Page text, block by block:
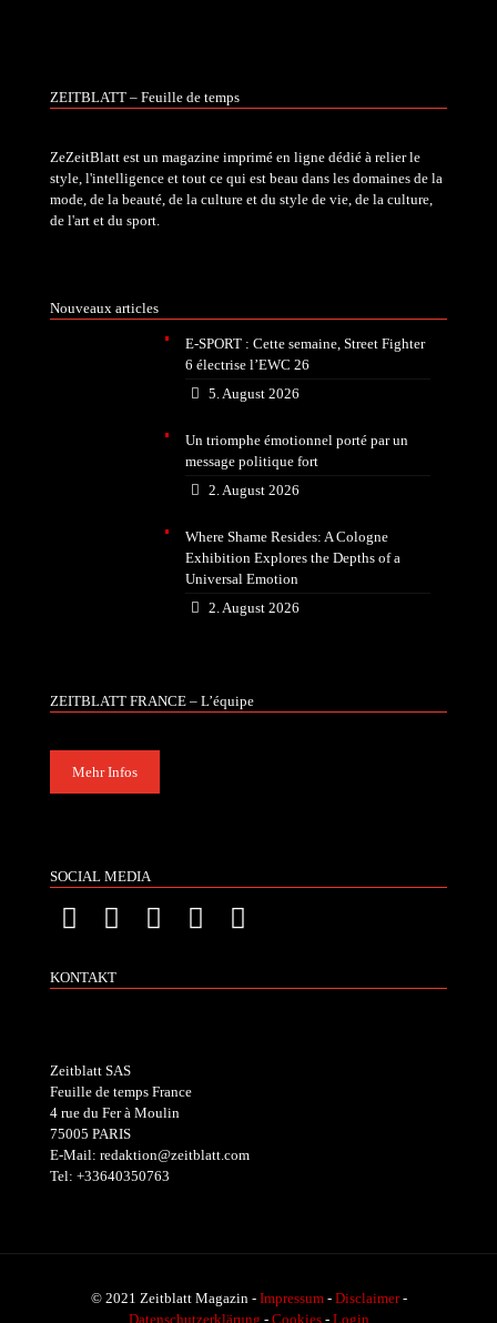
ZEITBLATT – Feuille de temps
ZeZeitBlatt est un magazine imprimé en ligne dédié à relier le
style, l'intelligence et tout ce qui est beau dans les domaines de la
mode, de la beauté, de la culture et du style de vie, de la culture,
de l'art et du sport.
Nouveaux articles
E-SPORT : Cette semaine, Street Fighter
6 électrise l’EWC 26
5. August 2026
Un triomphe émotionnel porté par un
message politique fort
2. August 2026
Where Shame Resides: A Cologne
Exhibition Explores the Depths of a
Universal Emotion
2. August 2026
ZEITBLATT FRANCE – L’équipe
Mehr Infos
SOCIAL MEDIA
KONTAKT
Zeitblatt SAS
Feuille de temps France
4 rue du Fer à Moulin
75005 PARIS
E-Mail: redaktion@zeitblatt.com
Tel: +33640350763
© 2021 Zeitblatt Magazin - Impressum- Disclaimer-
Datenschutzerklärung - Cookies- Login